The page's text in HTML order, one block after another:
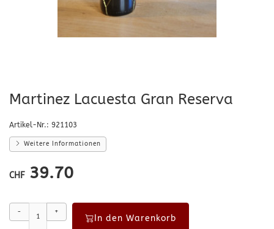
Martinez Lacuesta Gran Reserva
Artikel-Nr.: 921103
Weitere Informationen
CHF 39.70
- +
In den Warenkorb